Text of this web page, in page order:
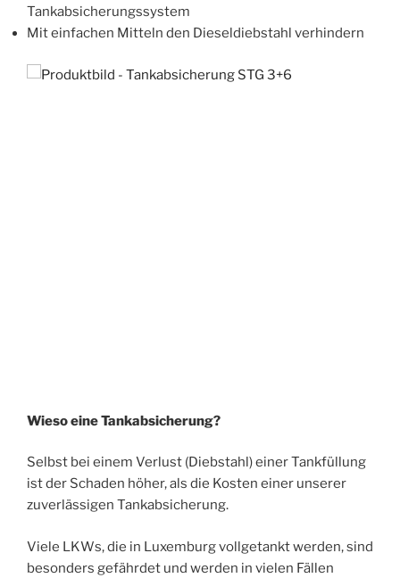
Tankabsicherungssystem
Mit einfachen Mitteln den Dieseldiebstahl verhindern
Wieso eine Tankabsicherung?
Selbst bei einem Verlust (Diebstahl) einer Tankfüllung
ist der Schaden höher, als die Kosten einer unserer
zuverlässigen Tankabsicherung.
Viele LKWs, die in Luxemburg vollgetankt werden, sind
besonders gefährdet und werden in vielen Fällen